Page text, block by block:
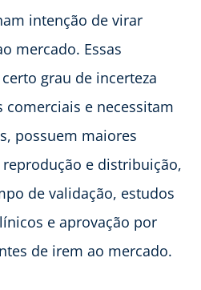
intenção de virar
mercado. Essas
grau de incerteza
comerciais e necessitam
possuem maiores
e distribuição,
de validação, estudos
e aprovação por
de irem ao mercado.